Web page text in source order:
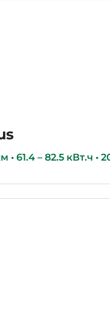
• 61.4 – 82.5 кВт.ч •